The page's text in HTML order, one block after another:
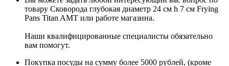
товару Сковорода глубокая диаметр 24 см h 7 см Frying
Pans Titan AMT или работе магазина.
Наши квалифицированные специалисты обязательно
вам помогут.
Покупка посуды на сумму более 5000 рублей, (кроме